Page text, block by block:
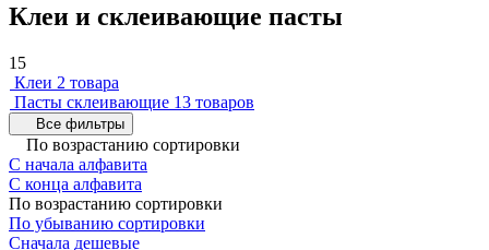
Клеи и склеивающие пасты
15
Клеи 2 товара
Пасты склеивающие 13 товаров
Все фильтры
По возрастанию сортировки
С начала алфавита
С конца алфавита
По возрастанию сортировки
По убыванию сортировки
Сначала дешевые